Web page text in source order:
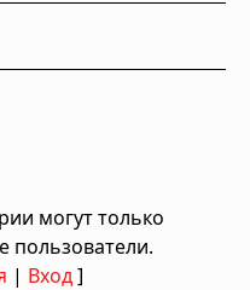
могут только
пользователи.
| Вход]